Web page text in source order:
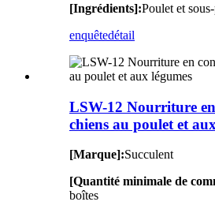
[Ingrédients]:Poulet et
enquêtedétail
LSW-12 Nourriture
chiens au poulet et
[Marque]:Succulent
[Quantité minimale de
boîtes